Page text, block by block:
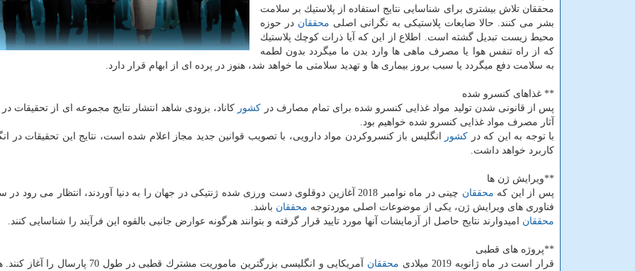
محققان تلاش بیشتری برای شناسایی نتایج استفاده از پلاستیك بر سلامت
بشر می كنند. حالا ضایعات پلاستیكی به نگرانی اصلی محققان در حوزه
محیط زیست تبدیل گشته است. اطلاع از این كه آیا ذرات كوچك پلاستیك
كه از راه تنفس هوا یا مصرف ماهی ها وارد بدن ما میگردد بدون لطمه
به سلامت دفع میگردد یا سبب بروز بیماری ها و تهدید سلامتی ما خواهد شد، هنوز در پرده ای از ابهام قرار دارد.
** غذاهای كنسرو شده
پس از قانونی شدن تولید مواد غذایی كنسرو شده برای تمام مصارف در كشور كاناد، بزودی شاهد انتشار نتایج مجموعه ای از تحقیقات در
آثار مصرف مواد غذایی كنسرو شده خواهیم بود.
با توجه به این كه در كشور
انگلیس باز كنسروكردن مواد دارویی، با تصویب قوانین جدید مجاز اعلام شده است، نتایج این تحقیقات در
كاربرد خواهد داشت.
**ویرایش ژن ها
پس از این كه محققان
فناوری های ویرایش ژن، یكی از موضوعات اصلی موردتوجه محققان باشد.
محققان امیدوارند نتایج حاصل از آزمایشات آنها مورد تایید قرار گرفته و بتوانند هرگونه عوارض جانبی بالقوه این فرآیند را شناسایی كنند.
**پروژه های قطبی
قرار است در ماه ژانویه 2019 میلادی
محققان
آمریكایی و انگلیسی بزرگترین ماموریت مشترك قطبی در طول 70